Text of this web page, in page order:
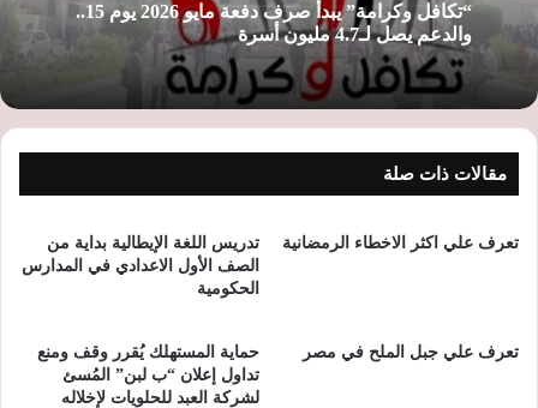
“تكافل وكرامة” يبدأ صرف دفعة مايو 2026 يوم 15..
والدعم يصل لـ4.7 مليون أسرة
مقالات ذات صلة
تعرف علي اكثر الاخطاء الرمضانية
تدريس اللغة الإيطالية بداية من
الصف الأول الاعدادي في المدارس
الحكومية
تعرف علي جبل الملح في مصر
حماية المستهلك يُقرر وقف ومنع
تداول إعلان “ب لبن” المُسئ
لشركة العبد للحلويات لإخلاله